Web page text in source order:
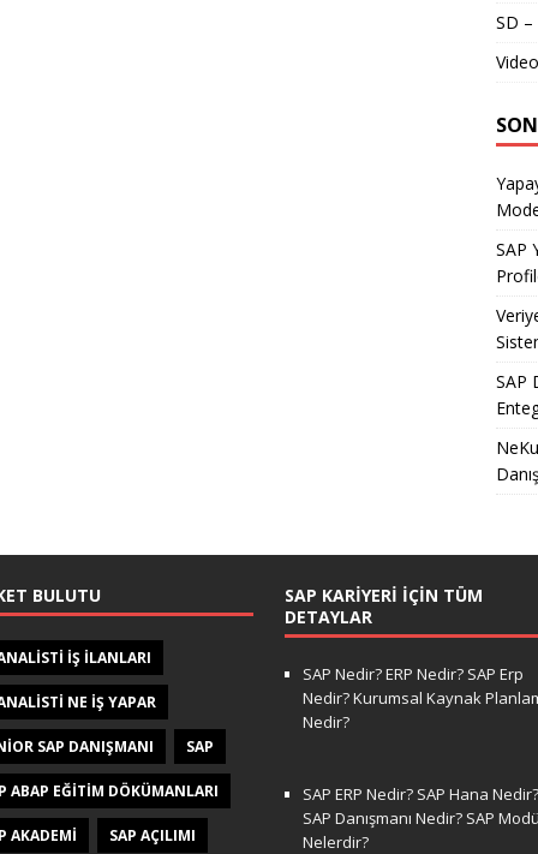
SD –
SAP
SAP
BULUTU
IŞ ILANLARI
NE IŞ YAPAR
SAP DANIŞMANI SAP
ABAP EĞITIM DÖKÜMANLARI
AKADEMI SAP AÇILIMI
SAP KARIYERI İÇIN TÜM
DETAYLAR
SAP Nedir? ERP Nedir? SAP Erp
Nedir? Kurumsal Kaynak
Nedir?
SAP ERP Nedir? SAP Hana Nedir?
SAP Danışmanı Nedir? SAP
Nelerdir?